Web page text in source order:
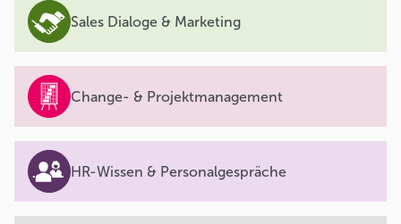
Sales Dialoge & Marketing
Change- & Projektmanagement
HR-Wissen & Personalgespräche